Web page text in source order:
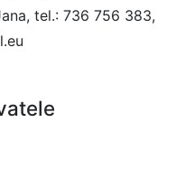
tel.: 736 756 383,